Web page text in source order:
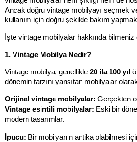
Ancak doğru vintage mobilyayı seçmek
kullanım için doğru şekilde bakım
İşte vintage mobilyalar hakkında
1. Vintage Mobilya Nedir?
Vintage mobilya, genellikle 20 ila 100 yıl
dönemin tarzını yansıtan mobilyalar
Orijinal vintage mobilyalar: Gerçekten
Vintage esintili mobilyalar: Eski bir
modern tasarımlar.
İpucu: Bir mobilyanın antika olabilmesi